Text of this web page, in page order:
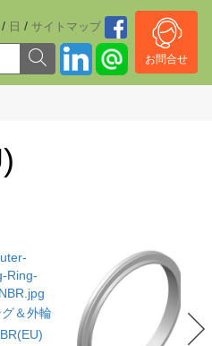
/ 日 / サイトマッブ
お問合せ
＆外輪